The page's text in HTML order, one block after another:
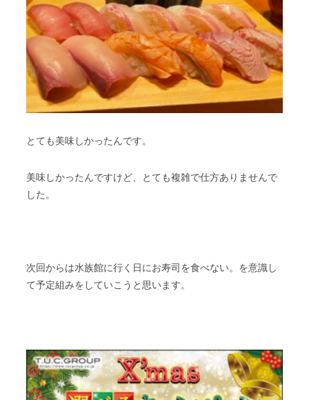
とても美味しかったんです。
美味しかったんですけど、とても複雑で仕方ありませんで
した。
次回からは水族館に行く日にお寿司を食べない。を意識し
て予定組みをしていこうと思います。